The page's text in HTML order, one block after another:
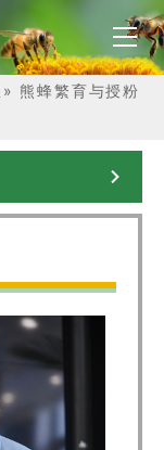
»熊蜂繁育与授粉